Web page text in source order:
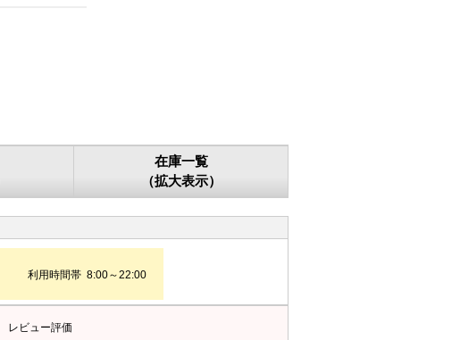
在庫一覧
（拡大表示）
利用時間帯 8:00～22:00
レビュー評価